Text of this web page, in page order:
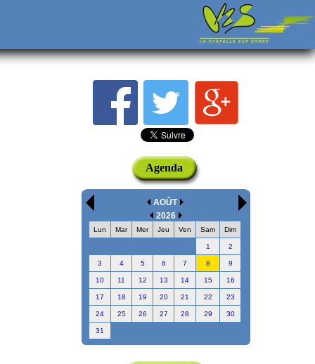
Agenda
AOÛT
2026
Lun Mar Mer Jeu Ven Sam Dim
1 2
3 4 5 6 7 8 9
10 11 12 13 14 15 16
17 18 19 20 21 22 23
24 25 26 27 28 29 30
31